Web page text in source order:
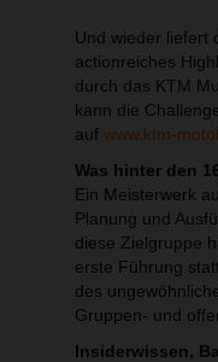
Und wieder liefert
actionreiches
durch das KTM
kann die
auf www.ktm-
Was hinter den
Ein Meisterwerk
Planung und
diese Zielgruppe
erste Führung
des
Gruppen- und
Insiderwissen,